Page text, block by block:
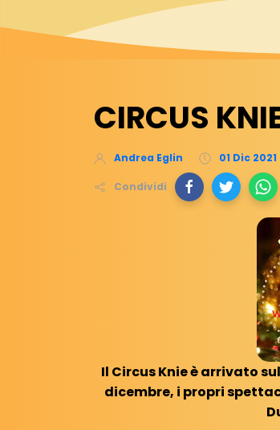
CIRCUS
Andrea Eglin 01 Dic 2021
Condividi
Il Circus Knie è arrivato
dicembre, i propri